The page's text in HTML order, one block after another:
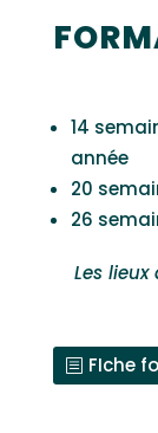
14
année
20
26
Les
FIche